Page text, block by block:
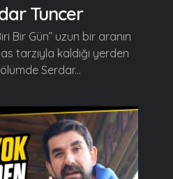
Tuncer
Bir Gün” uzun bir aranın
tarzıyla kaldığı yerden
Serdar...